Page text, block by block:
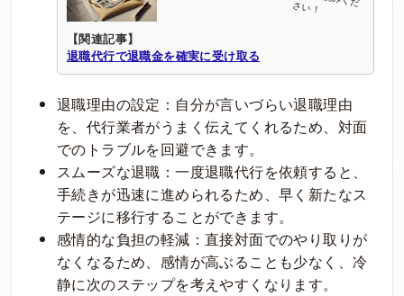
【関連記事】
退職代行で退職金を確実に受け取る
退職理由の設定：自分が言いづらい退職理由
を、代行業者がうまく伝えてくれるため、対面
でのトラブルを回避できます。
スムーズな退職：一度退職代行を依頼すると、
手続きが迅速に進められるため、早く新たなス
テージに移行することができます。
感情的な負担の軽減：直接対面でのやり取りが
なくなるため、感情が高ぶることも少なく、冷
静に次のステップを考えやすくなります。